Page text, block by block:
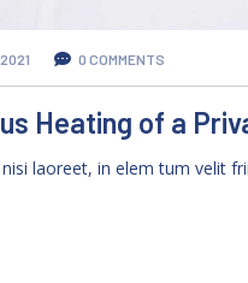
0 COMMENTS
Heating of a
laoreet, in elem tum velit